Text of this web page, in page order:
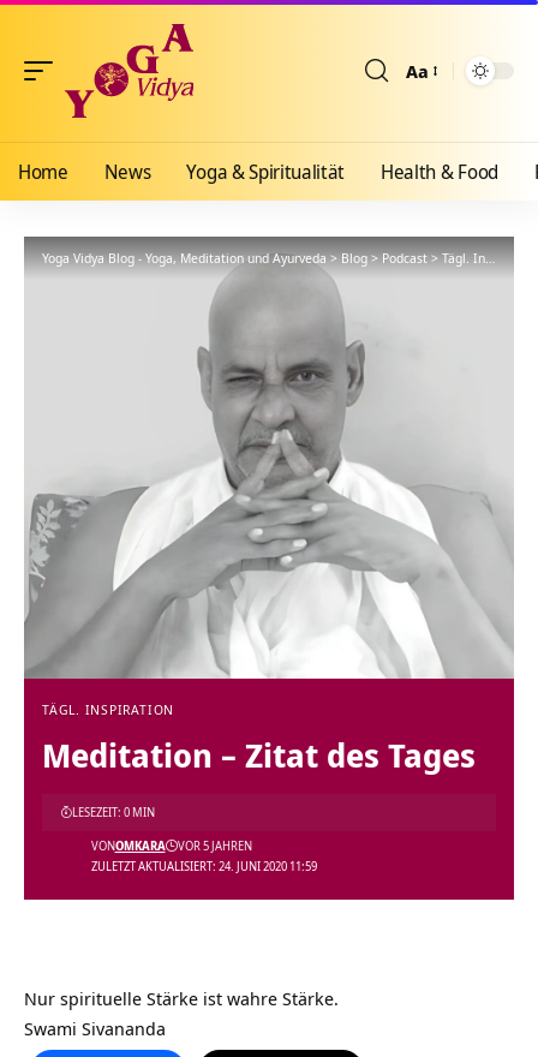
Aa
Home News Yoga & Spiritualität Health & Food
Yoga Vidya Blog - Yoga, Meditation und Ayurveda>Blog>Podcast>Tägl. Inspiration
TÄGL. INSPIRATION
Meditation – Zitat des Tages
ZULETZT AKTUALISIERT: 24. JUNI 2020 11:59
VONOMKARA VOR 5 JAHREN
LESEZEIT: 0 MIN
Nur spirituelle Stärke ist wahre Stärke.
Swami Sivananda